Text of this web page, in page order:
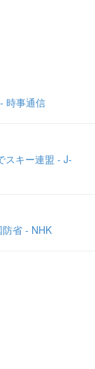
時事通信
スキー連盟 - J-
省 - NHK